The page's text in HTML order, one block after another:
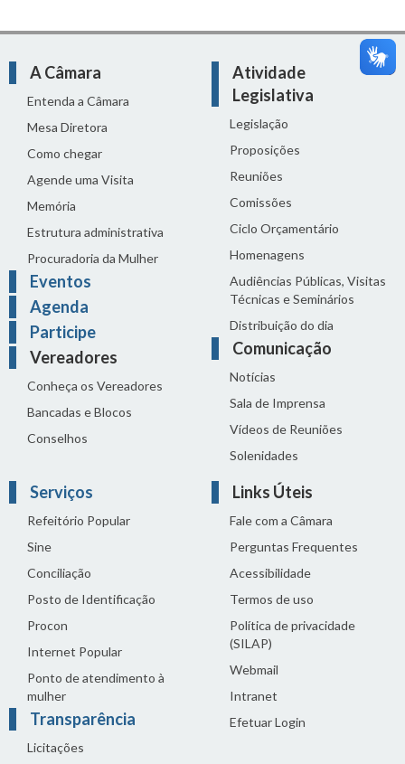
A Câmara
Entenda a Câmara
Mesa Diretora
Como chegar
Agende uma Visita
Memória
Estrutura administrativa
Procuradoria da Mulher
Eventos
Agenda
Participe
Vereadores
Conheça os Vereadores
Bancadas e Blocos
Conselhos
Atividade
Legislativa
Legislação
Proposições
Reuniões
Comissões
Ciclo Orçamentário
Homenagens
Audiências Públicas, Visitas
Técnicas e Seminários
Distribuição do dia
Comunicação
Notícias
Sala de Imprensa
Vídeos de Reuniões
Solenidades
Serviços
Refeitório Popular
Sine
Conciliação
Posto de Identificação
Procon
Internet Popular
Ponto de atendimento à
mulher
Transparência
Licitações
Links Úteis
Fale com a Câmara
Perguntas Frequentes
Acessibilidade
Termos de uso
Política de privacidade
(SILAP)
Webmail
Intranet
Efetuar Login